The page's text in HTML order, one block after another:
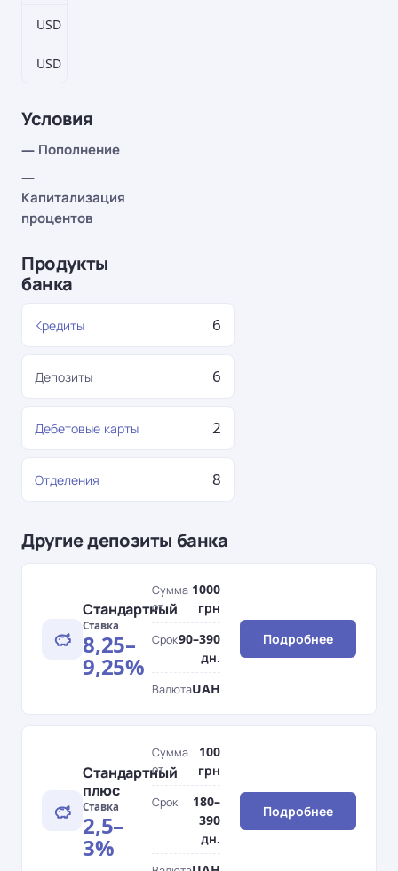
USD
USD
Условия
— Пополнение
—
Капитализация
процентов
Продукты
банка
Кредиты 6
Депозиты 6
Дебетовые карты 2
Отделения 8
Другие депозиты банка
Стандартный
Ставка
8,25–
9,25%
Сумма
от
1000
грн
Срок90–390
дн.
ВалютаUAH
Подробнее
Стандартный
плюс
Ставка
2,5–
3%
Сумма
от
100
грн
Срок
180–
390
дн.
Подробнее